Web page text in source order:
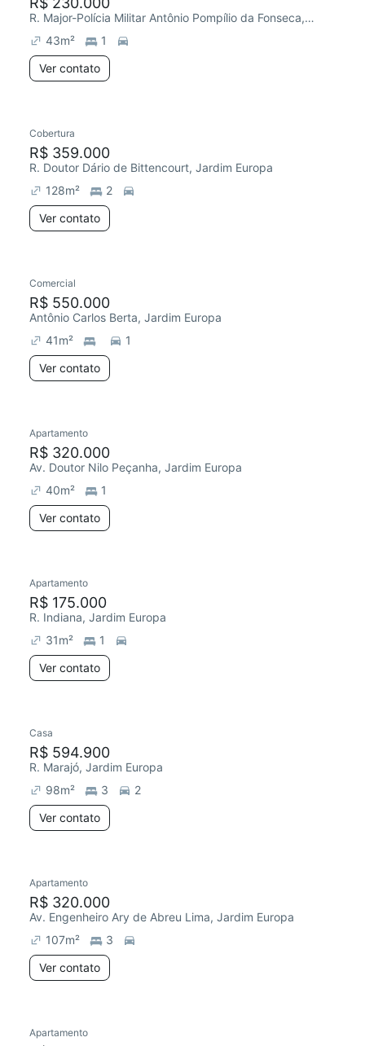
R. Major-Polícia Militar Antônio Pompílio da Fonseca, Jardim Europa
43m²
1
Ver contato
Cobertura
R$ 359.000
R. Doutor Dário de Bittencourt, Jardim Europa
128m²
2
Ver contato
Comercial
R$ 550.000
Antônio Carlos Berta, Jardim Europa
41m²
1
Ver contato
Apartamento
R$ 320.000
Av. Doutor Nilo Peçanha, Jardim Europa
40m²
1
Ver contato
Apartamento
R$ 175.000
R. Indiana, Jardim Europa
31m²
1
Ver contato
Casa
R$ 594.900
R. Marajó, Jardim Europa
98m² 3
2
Ver contato
Apartamento
R$ 320.000
Av. Engenheiro Ary de Abreu Lima, Jardim Europa
107m²
3
Ver contato
Apartamento